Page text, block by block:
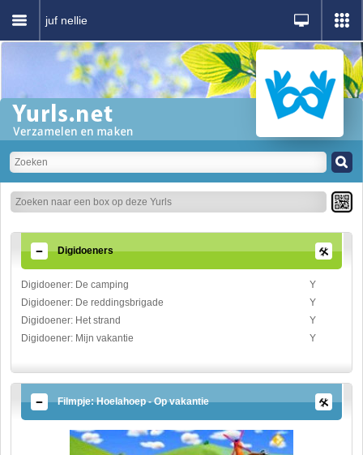
juf nellie
Digidoeners
Digidoener: De camping
Y
Digidoener: De reddingsbrigade
Y
Digidoener: Het strand
Y
Digidoener: Mijn vakantie
Y
Filmpje: Hoelahoep - Op vakantie